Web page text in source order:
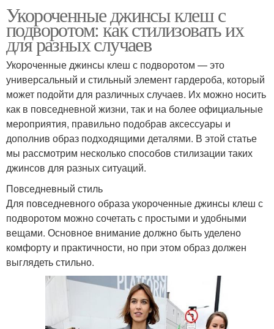
Укороченные джинсы клеш с
подворотом: как стилизовать их
для разных случаев
Укороченные джинсы клеш с подворотом — это
универсальный и стильный элемент гардероба, который
может подойти для различных случаев. Их можно носить
как в повседневной жизни, так и на более официальные
мероприятия, правильно подобрав аксессуары и
дополнив образ подходящими деталями. В этой статье
мы рассмотрим несколько способов стилизации таких
джинсов для разных ситуаций.
Повседневный стиль
Для повседневного образа укороченные джинсы клеш с
подворотом можно сочетать с простыми и удобными
вещами. Основное внимание должно быть уделено
комфорту и практичности, но при этом образ должен
выглядеть стильно.